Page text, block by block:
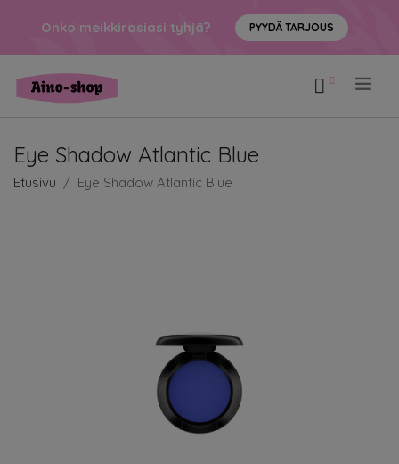
Onko meikkirasiasi tyhjä? PYYDÄ TARJOUS
Eye Shadow Atlantic Blue
Etusivu Eye Shadow Atlantic Blue